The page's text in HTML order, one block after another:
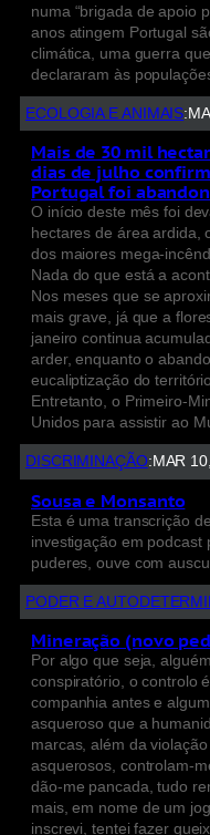
numa “brigada de apoio
anos atingem Portugal
climática, uma guerra
declararam às
ECOLOGIA E ANIMAIS:
Mais de 30 mil
dias de julho
Portugal foi
O início deste mês foi
hectares de área ardida,
dos maiores mega-
Nada do que está a
Nos meses que se
mais grave, já que a
janeiro continua
arder, enquanto o
eucaliptização do
Entretanto, o Primeiro-
Unidos para assistir ao
DISCRIMINAÇÃO: MAR
Sousa e Monsanto
Esta é uma transcrição
investigação em podcast
puderes, ouve com
PODER E
Mineração (novo
Por algo que seja,
conspiratório, o controlo
companhia antes e
asqueroso que a
marcas, além da
asquerosos, controlam-
dão-me pancada, tudo
mais, em nome de um
inscrevi, tentei fazer